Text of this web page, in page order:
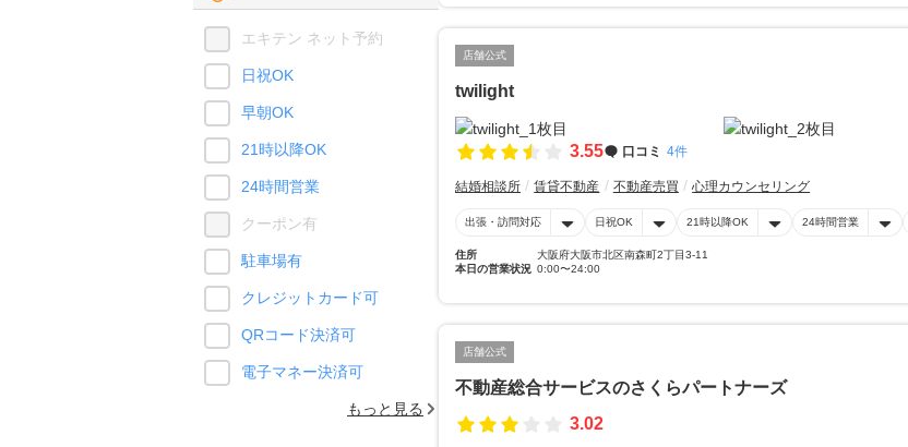
店舗公式
twilight
3.55 口コミ 4件
結婚相談所 賃貸不動産 不動産売買 心理カウンセリング
出張・訪問対応 日祝OK 21時以降OK 24時間営業
住所
大阪府大阪市北区南森町2丁目3-11
本日の営業状況 0:00〜24:00
店舗公式
不動産総合サービスのさくらパートナーズ
3.02
エキテン ネット予約
日祝OK
早朝OK
21時以降OK
24時間営業
クーポン有
駐車場有
クレジットカード可
QRコード決済可
電子マネー決済可
もっと見る